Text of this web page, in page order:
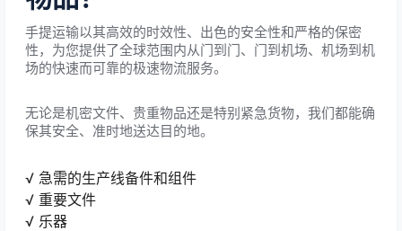
手提运输以其高效的时效性、出色的安全性和严格的保密
性，为您提供了全球范围内从门到门、门到机场、机场到机
场的快速而可靠的极速物流服务。
无论是机密文件、贵重物品还是特别紧急货物，我们都能确
保其安全、准时地送达目的地。
√ 急需的生产线备件和组件
√ 重要文件
√ 乐器